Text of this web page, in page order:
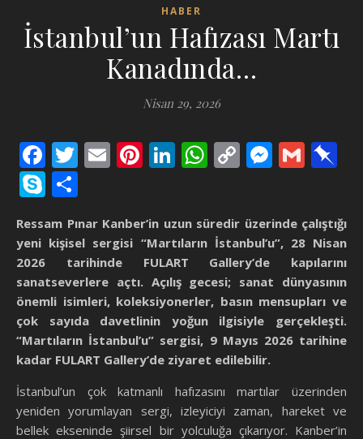
HABER
İstanbul’un Hafızası Martı
Kanadında…
Nisan 29, 2026
Facebook
Twitter
EmailPinterest
LinkedIn
WhatsApp
Copy
Skype
Ressam Pınar Kanber’in uzun süredir üzerinde çalıştığı
yeni kişisel sergisi “Martıların İstanbul’u”, 28 Nisan
2026 tarihinde FULART Gallery’de kapılarını
sanatseverlere açtı. Açılış gecesi; sanat dünyasının
önemli isimleri, koleksiyonerler, basın mensupları ve
çok sayıda davetlinin yoğun ilgisiyle gerçekleşti.
“Martıların İstanbul’u” sergisi, 9 Mayıs 2026 tarihine
kadar FULART Gallery’de ziyaret edilebilir.
İstanbul’un çok katmanlı hafızasını martılar üzerinden
yeniden yorumlayan sergi, izleyiciyi zaman, hareket ve
bellek ekseninde şiirsel bir yolculuğa çıkarıyor. Kanber’in